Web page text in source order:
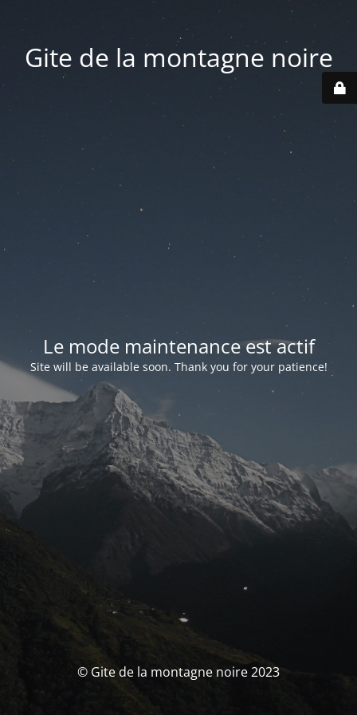
Gite de la montagne noire
Le mode maintenance est actif
Site will be available soon. Thank you for your patience!
© Gite de la montagne noire 2023